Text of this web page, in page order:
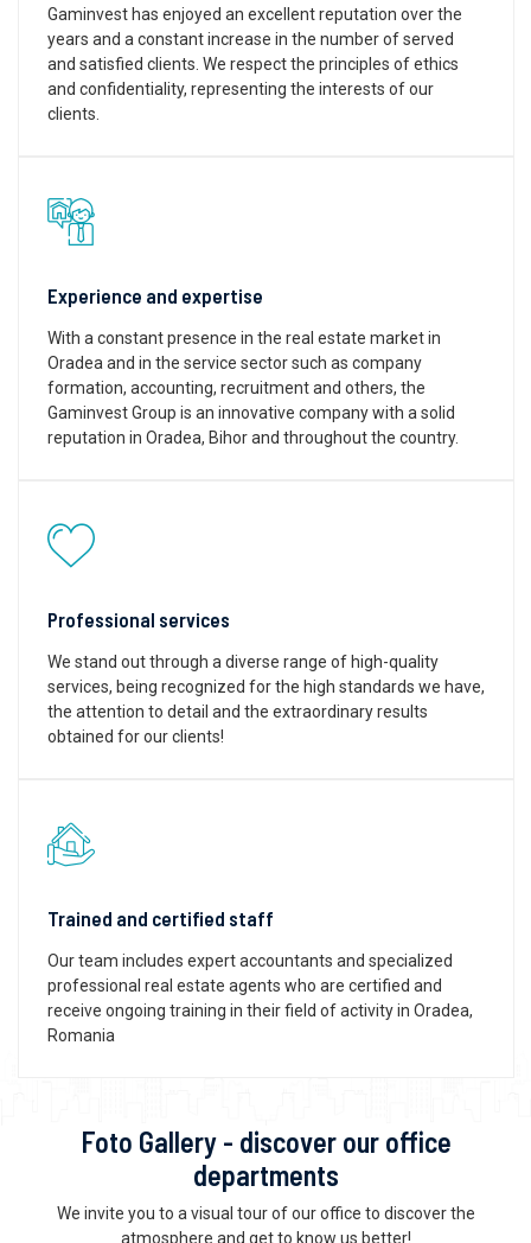
Gaminvest has enjoyed an excellent reputation over the
years and a constant increase in the number of served
and satisfied clients. We respect the principles of ethics
and confidentiality, representing the interests of our
clients.
Experience and expertise
With a constant presence in the real estate market in
Oradea and in the service sector such as company
formation, accounting, recruitment and others, the
Gaminvest Group is an innovative company with a solid
reputation in Oradea, Bihor and throughout the country.
Professional services
We stand out through a diverse range of high-quality
services, being recognized for the high standards we have,
the attention to detail and the extraordinary results
obtained for our clients!
Trained and certified staff
Our team includes expert accountants and specialized
professional real estate agents who are certified and
receive ongoing training in their field of activity in Oradea,
Romania
Foto Gallery - discover our office
departments
We invite you to a visual tour of our office to discover the
atmosphere and get to know us better!